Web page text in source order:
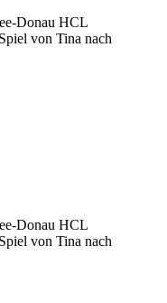
Donau HCL
von Tina nach
Donau HCL
von Tina nach